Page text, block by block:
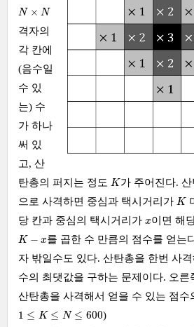
N × N
N× N
격자의
각 칸에
(음수일
수 있
는) 수
가 하나
써 있
고, 산
탄총의 퍼지는 정도 K
K가 주어진다.
으로 사격하면 중심과 택시거리가 K
K
당 칸과 중심의 택시거리가 x
x이면 해
K − x
K−
를 곱한 수 만큼의 점수를 얻는
자 밖일수도 있다. 산탄총을 한번 사
수의 최댓값을 구하는 문제이다. 오른
산탄총을 사격해서 얻을 수 있는 점수
1 ≤ K ≤ N ≤ 600
1 K ≤N ≤600
)